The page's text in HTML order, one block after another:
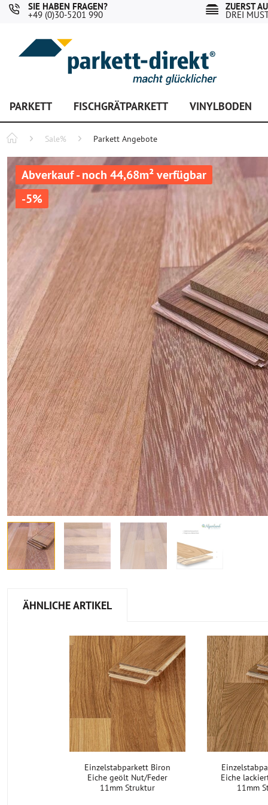
SIE HABEN FRAGEN?
+49 (0)30-5201 990
ZUERST
DREI
PARKETT FISCHGRÄTPARKETT VINYLBODEN
Sale% Parkett Angebote
Abverkauf - noch 44,68m² verfügbar
-5%
ÄHNLICHE ARTIKEL
Einzelstabparkett Biron
Eiche geölt Nut/Feder
11mm Struktur
Eiche
11mm